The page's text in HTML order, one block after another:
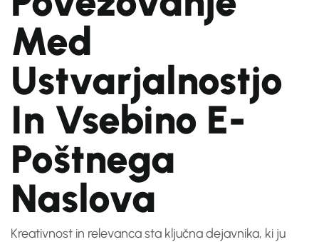
Med
Ustvarjalnostjo
In Vsebino E-
Poštnega
Naslova
Kreativnost in relevanca sta ključna dejavnika, ki ju